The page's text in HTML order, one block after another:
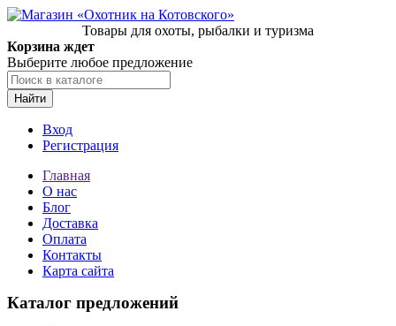
Товары для охоты, рыбалки и туризма
Корзина ждет
Выберите любое предложение
Найти
Вход
Регистрация
Главная
О нас
Блог
Доставка
Оплата
Контакты
Карта сайта
Каталог предложений